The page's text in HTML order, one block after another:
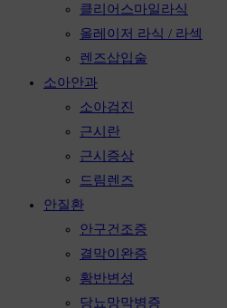
클리어스마일라식
올레이저 라식 / 라섹
렌즈삽입술
소아안과
소아검진
근시란
근시증상
드림렌즈
안질환
안구건조증
결막이완증
황반변성
당뇨망막병증